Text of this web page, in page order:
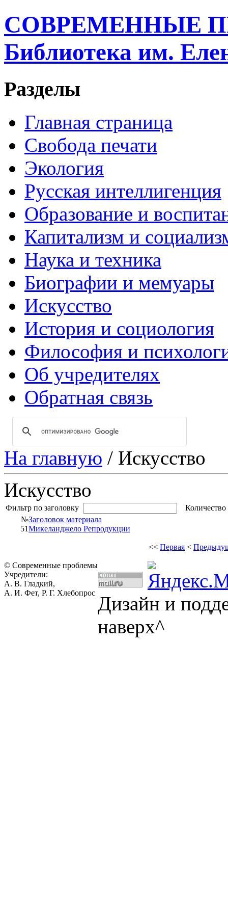
СОВРЕМЕННЫЕ
Библиотека им.
Разделы
Главная страница
Свобода печати
Экология
Русская интеллигенция
Образование и
Капитализм и
Наука и техника
Биографии и мемуары
Искусство
История и социология
Философия и
Об учредителях
Обратная связь
На главную / Искусство
Искусство
Фильтр по заголовку
№Заголовок материала
51Микеланджело Репродукции
<< Первая <
© Современные проблемы
Учредители:
А. В. Гладкий,
А. И. Фет, Р. Г. Хлебопрос Дизайн и
наверх^